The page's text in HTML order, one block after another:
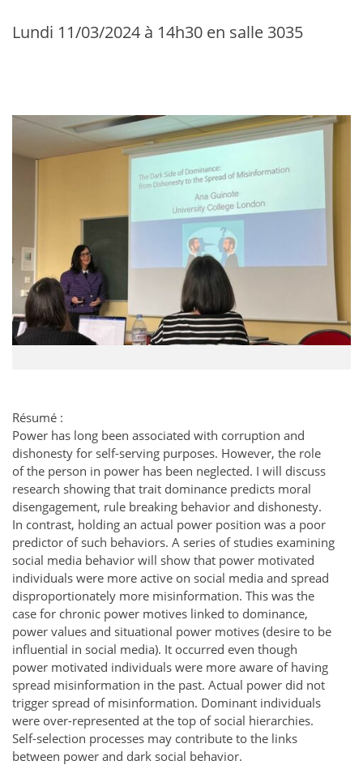
Lundi 11/03/2024 à 14h30 en salle 3035
Résumé :
Power has long been associated with corruption and
dishonesty for self-serving purposes. However, the role
of the person in power has been neglected. I will discuss
research showing that trait dominance predicts moral
disengagement, rule breaking behavior and dishonesty.
In contrast, holding an actual power position was a poor
predictor of such behaviors. A series of studies examining
social media behavior will show that power motivated
individuals were more active on social media and spread
disproportionately more misinformation. This was the
case for chronic power motives linked to dominance,
power values and situational power motives (desire to be
influential in social media). It occurred even though
power motivated individuals were more aware of having
spread misinformation in the past. Actual power did not
trigger spread of misinformation. Dominant individuals
were over-represented at the top of social hierarchies.
Self-selection processes may contribute to the links
between power and dark social behavior.